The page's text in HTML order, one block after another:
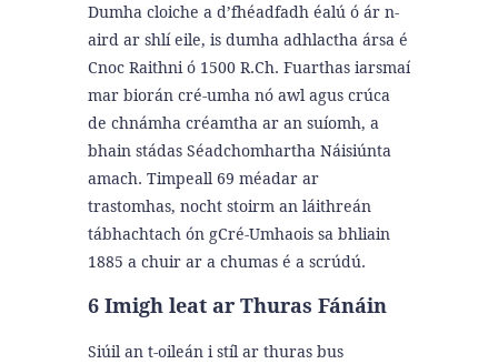
Dumha cloiche a d’fhéadfadh éalú ó ár n-
aird ar shlí eile, is dumha adhlactha ársa é
Cnoc Raithni ó 1500 R.Ch. Fuarthas iarsmaí
mar biorán cré-umha nó awl agus crúca
de chnámha créamtha ar an suíomh, a
bhain stádas Séadchomhartha Náisiúnta
amach. Timpeall 69 méadar ar
trastomhas, nocht stoirm an láithreán
tábhachtach ón gCré-Umhaois sa bhliain
1885 a chuir ar a chumas é a scrúdú.
6 Imigh leat ar Thuras Fánáin
Siúil an t-oileán i stíl ar thuras bus